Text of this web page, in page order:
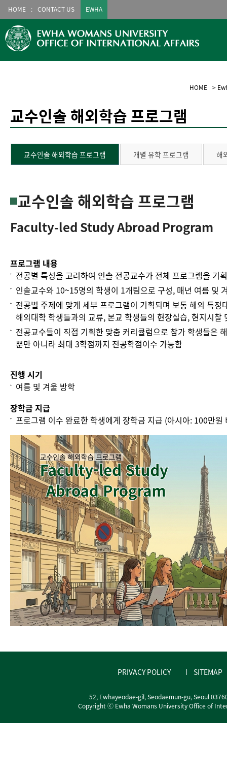
HOME CONTACT US EWHA
HOME >
교수인솔 해외학습 프로그램
교수인솔 해외학습 프로그램 개별 유학 프로그램 해
교수인솔 해외학습 프로그램
Faculty-led Study Abroad Program
프로그램 내용
전공별 특성을 고려하여 인솔 전공교수가 전체 프로그램을 기
인솔교수와 10~15명의 학생이 1개팀으로 구성, 매년 여름 및
전공별 주제에 맞게 세부 프로그램이 기획되며 보통 해외 특
해외대학 학생들과의 교류, 본교 학생들의 현장실습, 현지시찰
전공교수들이 직접 기획한 맞춤 커리큘럼으로 참가 학생들은
뿐만 아니라 최대 3학점까지 전공학점이수 가능함
진행 시기
여름 및 겨울 방학
장학금 지급
프로그램 이수 완료한 학생에게 장학금 지급 (아시아: 100만
PRIVACY POLICY SITEMAP
52, Ewhayeodae-gil, Seodaemun-gu, Seoul
Copyright ⓒ Ewha Womans University Office of